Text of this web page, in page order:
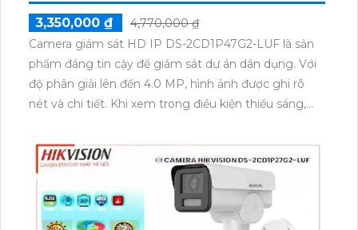
3,350,000 ₫
4,770,000 ₫
Camera giám sát HD IP DS-2CD1P47G2-LUF là sản
phẩm đáng tin cậy để giám sát dự án dân dụng. Với
độ phân giải lên đến 4.0 MP, hình ảnh được ghi rõ
nét và chi tiết. Khi xem trong điều kiện thiếu sáng,
khoảng cách 30m, cho phép quan sát màu sắc sáng
đẹp mọi lúc.Với công nghệ IP, camera DS-
2CD1P47G2-LUF đảm bảo hình ảnh sắc nét và chất
lượng. Đặc biệt, camera này còn có khả năng quan
sát ban đêm với màu sắc, giúp dễ dàng xác định đối